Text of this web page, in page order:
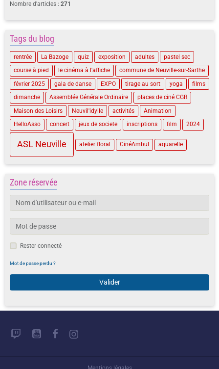
Nombre d'articles : 271
Tags du blog
rentrée La Bazoge quiz exposition adultes
pastel sec
course à pied
le cinéma à l'affiche
commune de Neuville-sur-Sarthe
février 2025
gala de danse EXPO tirage au sort yoga
films
dimanche
Assemblée Générale Ordinaire
places de ciné CGR
Maison des Loisirs
Neuvil'idylle activités
Animation
HelloAsso
concert jeux de societe inscriptions film 2024
ASL Neuville atelier floral CinéAmbul aquarelle
Zone réservée
Rester connecté
Mot de passe perdu ?
Valider